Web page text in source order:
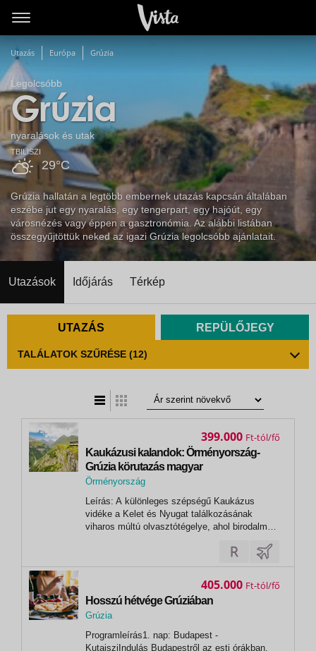
Utazás Európa Grúzia
Legolcsóbb
Grúzia
nyaralások és utak
29°C
TBILISZI
Grúzia hallatán a legtöbb embernek utazás kapcsán általában
eszébe jut egy nyaralás, egy tengerpart, egy hajóút, egy
városnézés vagy éppen a gasztronómia. Az alábbi listában
összegyűjtöttük neked az igazi Grúzia legolcsóbb ajánlatait.
Utazások Időjárás Térkép
UTAZÁS REPÜLŐJEGY
TALÁLATOK SZŰRÉSE (12)
Kaukázusi kalandok: Örményország-
Grúzia körutazás magyar
idegenvezetéssel 2027.03.29.-04.04.
Örményország
Jereván
Leírás: A különleges szépségű Kaukázus
vidéke a Kelet és Nyugat találkozásának
viharos múltú olvasztótégelye, ahol birodalmak
egyedülálló hagyományok maradtak fenn.
Ennek két karakteres példája a Szovjetunió
399.000 Ft
Hosszú hétvége Grúziában
Grúzia
Tbiliszi
Programleírás1. nap: Budapest -
KutaisziIndulás Budapestről az esti órákban,
405.000 Ft